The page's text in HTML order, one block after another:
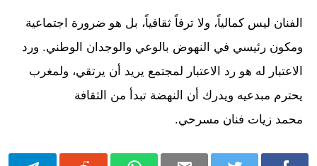
الفنان ليس كمالياً، ولا ترفاً ثقافياً، بل هو ضرورة اجتماعية
ومكون رئيسي في النهوض بالوعي والوجدان الوطني. ورد
الاعتبار له هو رد الاعتبار لمجتمع يريد أن يرتقي، ولمغرب
يحترم مبدعيه ويدرك أن النهضة تبدأ من الثقافة
محمد زيات فنان مسرحي.